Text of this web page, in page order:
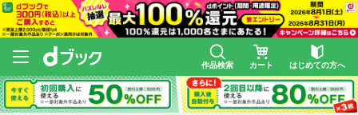
作品検索 カート はじめての方へ